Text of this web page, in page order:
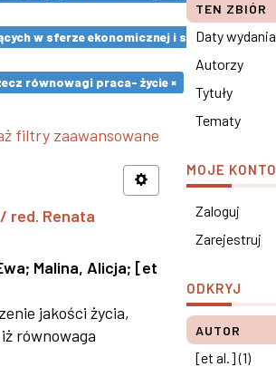
w sferze ekonomicznej i społecznej ×
równowagi praca- życie ×
filtry zaawansowane
red. Renata
; Malina, Alicja; [et
jakości życia,
równowaga
TEN ZBIÓR
Daty wydania
Autorzy
Tytuły
Tematy
MOJE KONTO
Zaloguj
Zarejestruj
ODKRYJ
AUTOR
[et al.] (1)